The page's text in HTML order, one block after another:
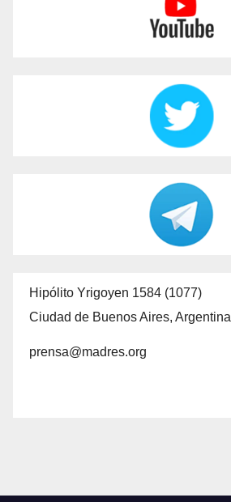
Hipólito Yrigoyen 1584 (1077)
Ciudad de Buenos Aires, Argentina
prensa@madres.org